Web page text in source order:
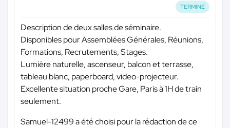
TERMINÉ
Description de deux salles de séminaire.
Disponibles pour Assemblées Générales, Réunions,
Formations, Recrutements, Stages.
Lumière naturelle, ascenseur, balcon et terrasse,
tableau blanc, paperboard, video-projecteur.
Excellente situation proche Gare, Paris à 1H de train
seulement.
Samuel-12499 a été choisi pour la rédaction de ce